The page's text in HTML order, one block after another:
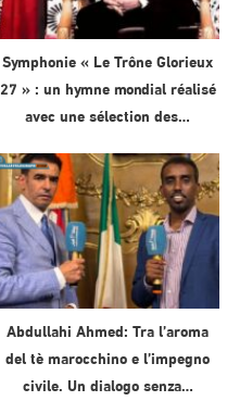
Symphonie « Le Trône Glorieux
27 » : un hymne mondial réalisé
avec une sélection des…
Abdullahi Ahmed: Tra l’aroma
del tè marocchino e l’impegno
civile. Un dialogo senza…